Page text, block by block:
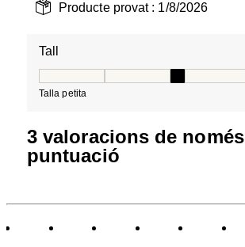
Producte provat : 1/8/2026
Tall
Talla petita
3 valoracions de només
puntuació